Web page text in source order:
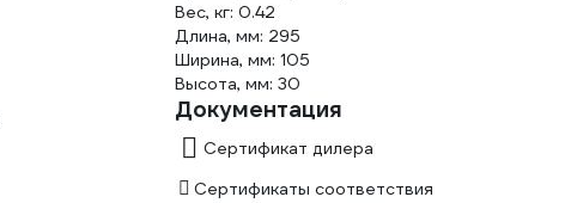
Вес, кг: 0.42
Длина, мм: 295
Ширина, мм: 105
Высота, мм: 30
Документация
Сертификат дилера
Сертификаты соответствия